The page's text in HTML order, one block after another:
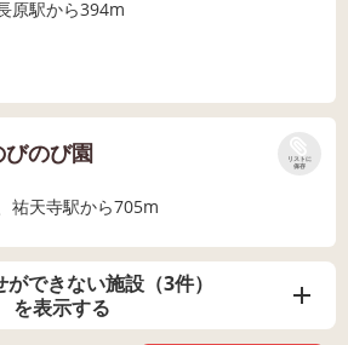
原駅から394m
リストに
保存
びのび園
祐天寺駅から705m
できない施設（3件）
を表示する